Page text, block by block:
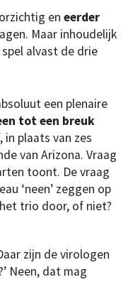
en eerder
Maar inhoudelijk
alvast de drie
een plenaire
tot een breuk
in plaats van zes
van Arizona. Vraag
toont. De vraag
‘neen’ zeggen op
trio door, of niet?
zijn de virologen
Neen, dat mag